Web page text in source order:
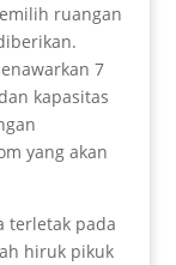
ruangan
7
kapasitas
yang akan
terletak pada
hiruk pikuk